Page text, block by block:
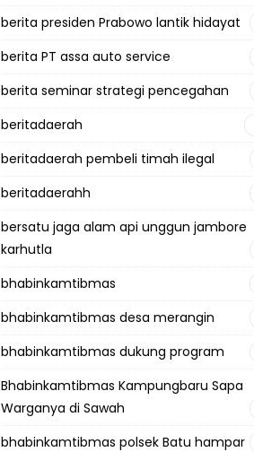
berita presiden Prabowo lantik hidayat
berita PT assa auto service
berita seminar strategi pencegahan
beritadaerah
beritadaerah pembeli timah ilegal
beritadaerahh
bersatu jaga alam api unggun jambore
karhutla
bhabinkamtibmas
bhabinkamtibmas desa merangin
bhabinkamtibmas dukung program
Bhabinkamtibmas Kampungbaru Sapa
Warganya di Sawah
bhabinkamtibmas polsek Batu hampar